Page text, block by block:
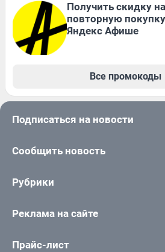
Получить скидку
повторную
Яндекс Афише
Все промокоды
Подписаться на новости
Сообщить новость
Рубрики
Реклама на сайте
Прайс-лист